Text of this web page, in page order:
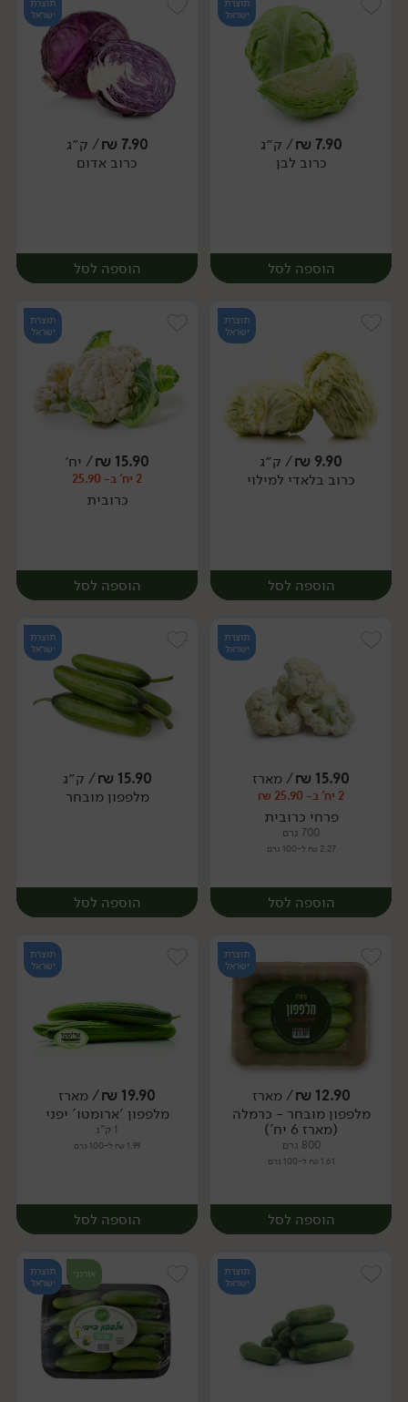
יח׳ ק״ג יח׳
תוצרת
ישראל
7.90
₪/ ק״ג
כרוב לבן
הוספה לסל
יח׳
תוצרת
ישראל
7.90
₪/ ק״ג
כרוב אדום
הוספה לסל
יח׳
תוצרת
ישראל
9.90
₪/ ק״ג
כרוב בלאדי למילוי
הוספה לסל
יח׳
תוצרת
ישראל
15.90
₪/ יח׳
2 יח' ב- 25.90
כרובית
הוספה לסל
יח׳
תוצרת
ישראל
15.90
₪/ מארז
2 יח' ב- 25.90 ₪
פרחי כרובית
700 גרם
2.27 ₪ ל-100 גרם
הוספה לסל
מארז
תוצרת
ישראל
15.90
₪/ ק״ג
מלפפון מובחר
הוספה לסל
יח׳ ק״ג
תוצרת
ישראל
12.90
₪/ מארז
מלפפון מובחר - כרמלה
(מארז 6 יח')
800 גרם
1.61 ₪ ל-100 גרם
הוספה לסל
תוצרת
ישראל
19.90
₪/ מארז
מלפפון 'ארומטו' יפני
1 ק"ג
1.99 ₪ ל-100 גרם
הוספה לסל
תוצרת
ישראל
אורגני
תוצרת
ישראל